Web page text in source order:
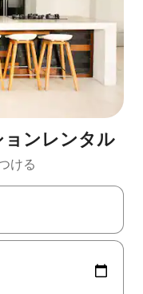
ンレンタル
ける
キーを使って移動するか